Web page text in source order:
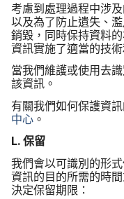
考慮到​處理​過程​中​涉
以及​為了​防止​遺失、​
銷毀，​同時​保持​資料​
資訊​實施​了​適當​的​技
當​我們​維護​或​使用​去
該​資訊。
有關​我們​如何​保護​資
中心 。
L. 保留
我們​會​以​可​識別​的​形
資訊​的​目的​所需​的​時
決定​保留​期限：